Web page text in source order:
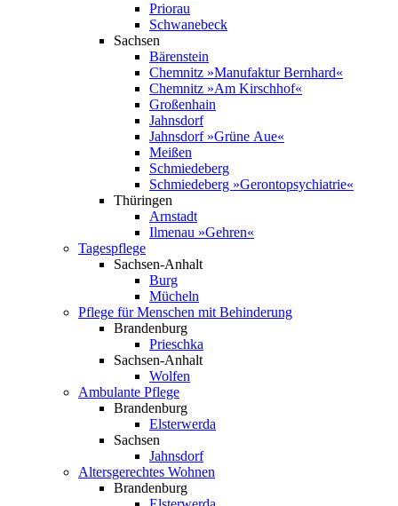
Priorau
Schwanebeck
Sachsen
Bärenstein
Chemnitz »Manufaktur Bernhard«
Chemnitz »Am Kirschhof«
Großenhain
Jahnsdorf
Jahnsdorf »Grüne Aue«
Meißen
Schmiedeberg
Schmiedeberg »Geronto­psychiatrie«
Thüringen
Arnstadt
Ilmenau »Gehren«
Tagespflege
Sachsen-Anhalt
Burg
Mücheln
Pflege­ für Menschen mit Behinderung
Brandenburg
Prieschka
Sachsen-Anhalt
Wolfen
Ambulante Pflege
Brandenburg
Elsterwerda
Sachsen
Jahnsdorf
Altersgerechtes Wohnen
Brandenburg